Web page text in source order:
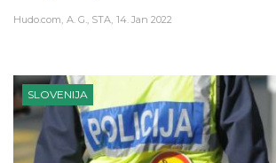
Hudo.com A. G., STA 14. Jan 2022
SLOVENIJA